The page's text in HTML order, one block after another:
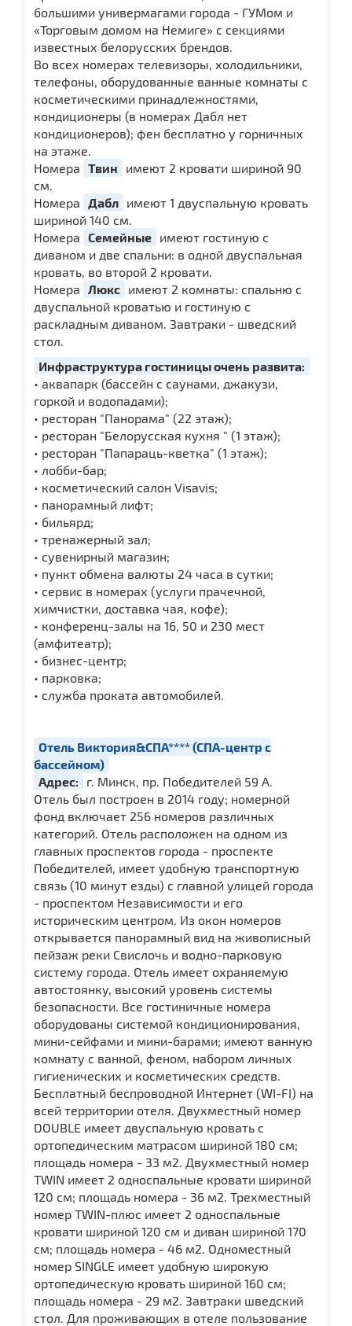
большими универмагами города - ГУМом и
«Торговым домом на Немиге» с секциями
известных белорусских брендов.
Во всех номерах телевизоры, холодильники,
телефоны, оборудованные ванные комнаты с
косметическими принадлежностями,
кондиционеры (в номерах Дабл нет
кондиционеров); фен бесплатно у горничных
на этаже.
Номера Твин
имеют 2 кровати шириной 90
см.
Номера
Дабл имеют 1 двуспальную кровать
шириной 140 см.
Номера Семейные имеют гостиную с
диваном и две спальни: в одной двуспальная
кровать, во второй 2 кровати.
Номера
Люкс имеют 2 комнаты: спальню с
двуспальной кроватью и гостиную с
раскладным диваном. Завтраки - шведский
стол.
Инфраструктура гостиницы очень развита:
• аквапарк (бассейн с саунами, джакузи,
горкой и водопадами);
• ресторан "Панорама" (22 этаж);
• ресторан "Белорусская кухня " (1 этаж);
• ресторан "Папараць-кветка" (1 этаж);
• лобби-бар;
• косметический салон Visavis;
• панорамный лифт;
• бильярд;
• тренажерный зал;
• сувенирный магазин;
• пункт обмена валюты 24 часа в сутки;
• сервис в номерах (услуги прачечной,
химчистки, доставка чая, кофе);
• конференц-залы на 16, 50 и 230 мест
(амфитеатр);
• бизнес-центр;
• парковка;
• служба проката автомобилей.
Отель Виктория&СПА**** (СПА-центр с
бассейном)
Адрес:
г. Минск, пр. Победителей 59 А.
Отель был построен в 2014 году; номерной
фонд включает 256 номеров различных
категорий. Отель расположен на одном из
главных проспектов города - проспекте
Победителей, имеет удобную транспортную
связь (10 минут езды) с главной улицей города
- проспектом Независимости и его
историческим центром. Из окон номеров
открывается панорамный вид на живописный
пейзаж реки Свислочь и водно-парковую
систему города. Отель имеет охраняемую
автостоянку, высокий уровень системы
безопасности. Все гостиничные номера
оборудованы системой кондиционирования,
мини-сейфами и мини-барами; имеют ванную
комнату с ванной, феном, набором личных
гигиенических и косметических средств.
Бесплатный беспроводной Интернет (WI-FI) на
всей территории отеля. Двухместный номер
DOUBLE имеет двуспальную кровать c
ортопедическим матрасом шириной 180 см;
площадь номера - 33 м2. Двухместный номер
TWIN имеет 2 односпальные кровати шириной
120 см; площадь номера - 36 м2. Трехместный
номер TWIN-плюс имеет 2 односпальные
кровати шириной 120 см и диван шириной 170
см; площадь номера - 46 м2. Одноместный
номер SINGLE имеет удобную широкую
ортопедическую кровать шириной 160 см;
площадь номера - 29 м2. Завтраки шведский
стол. Для проживающих в отеле пользование